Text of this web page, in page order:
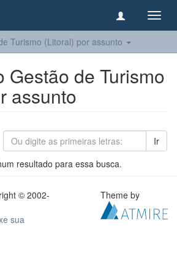
Turismo (Litoral) por assunto
Gestão de Turismo
assunto
Ir
resultado para essa busca.
© 2002-
sua
Theme by